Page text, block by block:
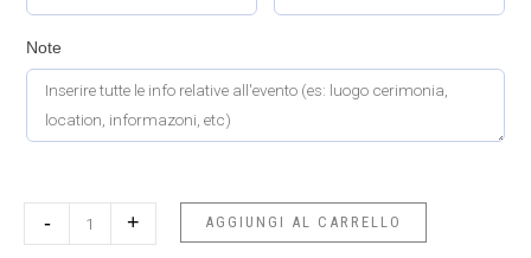
Note
- + AGGIUNGI AL CARRELLO